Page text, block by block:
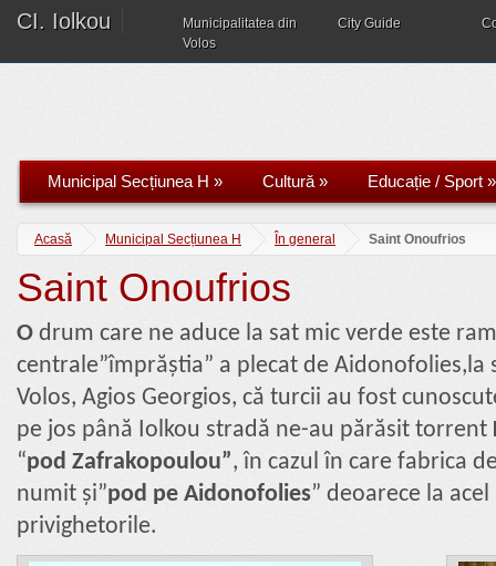
CI. Iolkou
Municipalitatea din
Volos
City Guide
Municipal Secțiunea H » Cultură» Educație / Sport »
Acasă Municipal Secțiunea H În general Saint Onoufrios
Saint Onoufrios
Ο drum care ne aduce la sat mic verde este
centrale”împrăștia” a plecat de
Volos, Agios Georgios, că turcii au fost
pe jos până Iolkou stradă ne-au părăsit torrent
“pod Zafrakopoulou”, în cazul în care fabrica
numit și”pod pe Aidonofolies” deoarece la
privighetorile.